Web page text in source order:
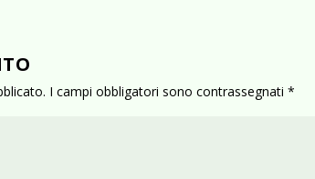
I campi obbligatori sono contrassegnati*